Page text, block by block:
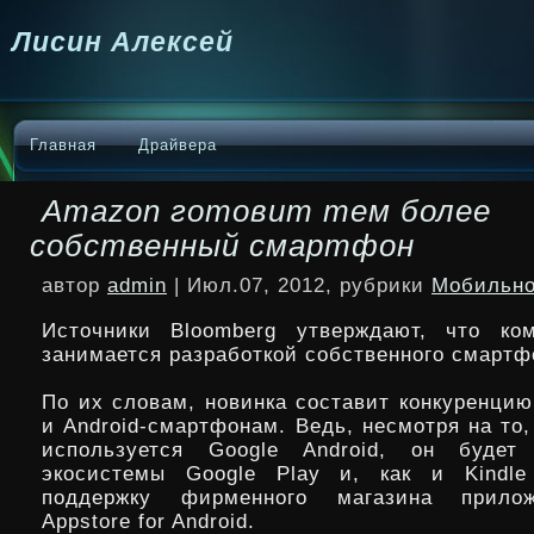
Лисин Алексей
Главная Драйвера
Amazon готовит тем более
собственный смартфон
автор admin | Июл.07, 2012, рубрики
Источники Bloomberg утверждают, что
занимается разработкой собственного
По их словам, новинка составит
и Android-смартфонам. Ведь, несмотря на то,
используется Google Android, он
экосистемы Google Play и, как и Kindle
поддержку фирменного магазина
Appstore for Android.